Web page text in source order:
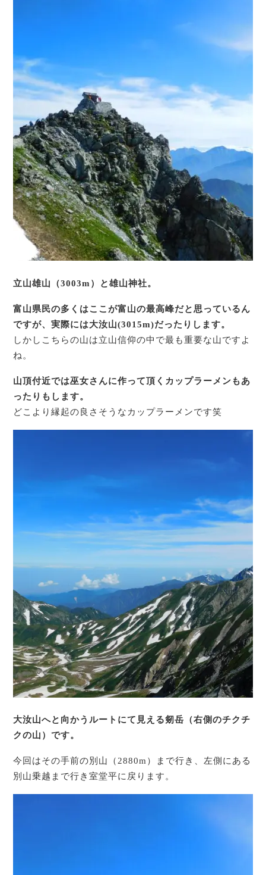
立山雄山（3003m）と雄山神社。
富山県民の多くはここが富山の最高峰だと思っているん
ですが、実際には大汝山(3015m)だったりします。
しかしこちらの山は立山信仰の中で最も重要な山ですよ
ね。
山頂付近では巫女さんに作って頂くカップラーメンもあ
ったりもします。
どこより縁起の良さそうなカップラーメンです笑
大汝山へと向かうルートにて見える剱岳（右側のチクチ
クの山）です。
今回はその手前の別山（2880m）まで行き、左側にある
別山乗越まで行き室堂平に戻ります。